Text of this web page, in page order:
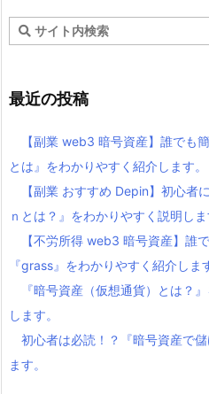
最近の投稿
【副業 web3 暗号資産】誰でも
とは』をわかりやすく紹介します。
【副業 おすすめ Depin】初心者
ｎとは？』をわかりやすく説明しま
【不労所得 web3 暗号資産】誰
『grass』をわかりやすく紹介しま
『暗号資産（仮想通貨）とは？
します。
初心者は必読！？『暗号資産で
ます。